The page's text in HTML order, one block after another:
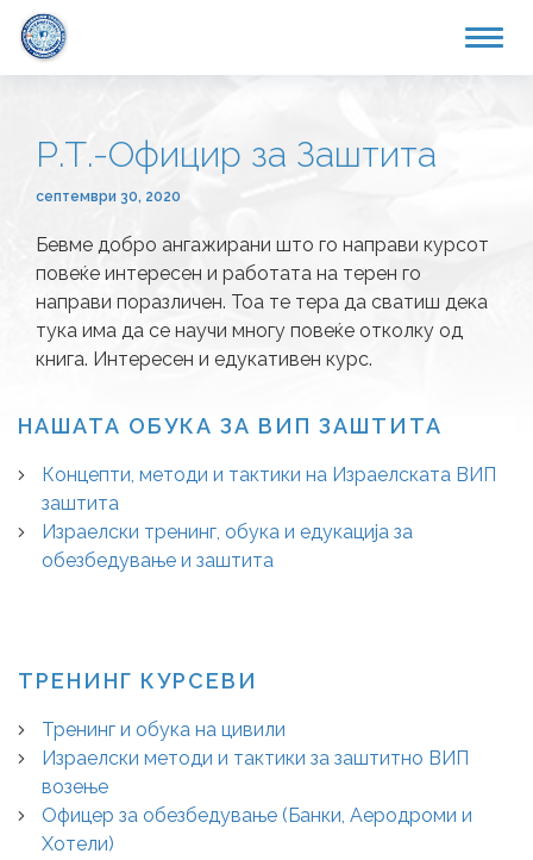
Р.Т.-Официр за Заштита
септември 30, 2020
Бевме добро ангажирани што го направи курсот
повеќе интересен и работата на терен го
направи поразличен. Тоа те тера да сватиш дека
тука има да се научи многу повеќе отколку од
книга. Интересен и едукативен курс.
НАШАТА ОБУКА ЗА ВИП ЗАШТИТА
Концепти, методи и тактики на Израелската ВИП
заштита
Израелски тренинг, обука и едукација за
обезбедување и заштита
ТРЕНИНГ КУРСЕВИ
Тренинг и обука на цивили
Израелски методи и тактики за заштитно ВИП
возење
Офицер за обезбедување (Банки, Аеродроми и
Хотели)